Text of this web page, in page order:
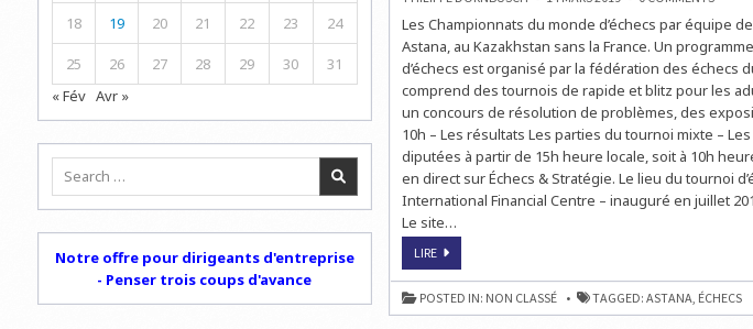
DU
MONDE
À
Les Championnats du monde d’échecs par équipe
Astana, au Kazakhstan sans la France. Un
d’échecs est organisé par la fédération des échecs
comprend des tournois de rapide et blitz pour les
un concours de résolution de problèmes, des
10h – Les résultats Les parties du tournoi mixte –
diputées à partir de 15h heure locale, soit à 10h
en direct sur Échecs & Stratégie. Le lieu du tournoi
International Financial Centre – inauguré en juillet
Le site…
LIRECHAMPIONNAT
MONDE
D’ÉCHECS
PAR
ÉQUIPE
POSTED IN: NON CLASSÉ TAGGED: ASTANA ÉCHECS
18 19 20 21 22 23 24
25 26 27 28 29 30
31
« Fév Avr »
Search
Notre offre pour dirigeants d'entreprise
- Penser trois coups d'avance